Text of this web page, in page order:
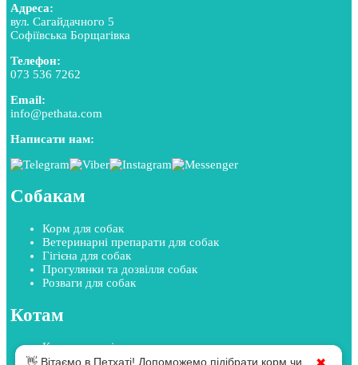
Адреса:
вул. Сагайдачного 5
Софіївська Борщагівка
Телефон:
073 536 7262
Email:
info@pethata.com
Написати нам:
Собакам
Корм для собак
Ветеринарні препарати для собак
Гігієна для собак
Прогулянки та дозвілля собак
Розваги для собак
Котам
Корм для котів
Ветеринарні препарати для котів
👋 Вітаємо в Петхаті! Допоможемо підібрати корм чи